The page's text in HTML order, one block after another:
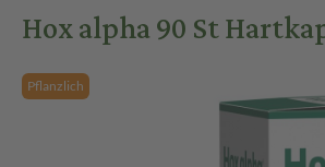
Hox alpha 90 St
Pflanzlich